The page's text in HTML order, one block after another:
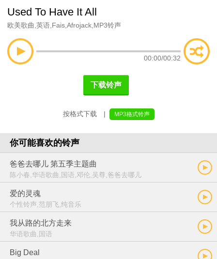
Used To Have It All
欧美歌曲 英语 Fais Afrojack MP3铃声
00:00/00:32
下载铃声
按格式下载 | MP3格式铃声
你可能喜欢的铃声
爸爸去哪儿 第五季主题曲
陈小春,华语歌曲,国语,邓伦,吴尊,爸爸去哪儿
爱的灵魂
个性铃声,范朋飞,纯音乐
我从路的北方走来
华语歌曲,国语
Big Deal